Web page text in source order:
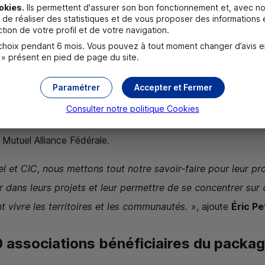
notamment son Dividende sociétal, pour
l’action des associations est indispensable pour
de l’environnement. Première banque à disposer de
chaque jour son soutien auprès de celles et
par le Dividende sociétal, notre dispositif exclusif de
Alliance Fédérale.
et CIC, nous mettons tout notre savoir-faire pour leur
leurs projets et leur permettre de se concentrer sur
vivre les territoires et les communautés. », ajoute Éric
associations bénéficiaires du
Ils permettent d'assurer son bon fonctionnement et, avec
de réaliser des statistiques et de vous proposer des informations
de votre profil et de votre navigation.
pendant 6 mois. Vous pouvez à tout moment changer d’avis
présent en pied de page du site.
Accepter et Fermer
Paramétrer
Consulter notre politique Cookies